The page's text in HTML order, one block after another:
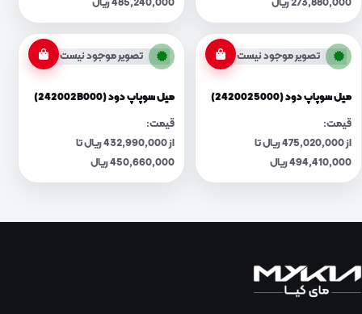
تصویر موجود نیست
میل سوپاپ دود (2420025000)
قیمت:
از 475,020,000 ریال تا
494,410,000 ریال
تصویر موجود نیست
میل سوپاپ دود (242002B000)
قیمت:
از 432,990,000 ریال تا
450,660,000 ریال